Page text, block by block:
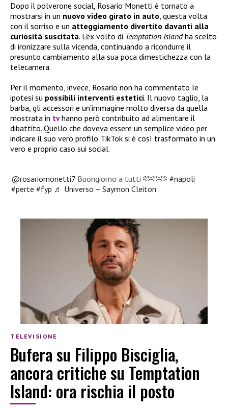
Dopo il polverone social, Rosario Monetti è tornato a
mostrarsi in un nuovo video girato in auto, questa volta
con il sorriso e un atteggiamento divertito davanti alla
curiosità suscitata. L’ex volto di Temptation Islandha scelto
di ironizzare sulla vicenda, continuando a ricondurre il
presunto cambiamento alla sua poca dimestichezza con la
telecamera.
Per il momento, invece, Rosario non ha commentato le
ipotesi su possibili interventi estetici. Il nuovo taglio, la
barba, gli accessori e un’immagine molto diversa da quella
mostrata in tvhanno però contribuito ad alimentare il
dibattito. Quello che doveva essere un semplice video per
indicare il suo vero profilo TikTok si è così trasformato in un
vero e proprio caso sui social.
@rosariomonetti7 Buongiorno a tutti 🫶🫶🫶#napoli
#perte #fyp ♬ Universo – Saymon Cleiton
TELEVISIONE
Bufera su Filippo Bisciglia,
ancora critiche su Temptation
Island: ora rischia il posto